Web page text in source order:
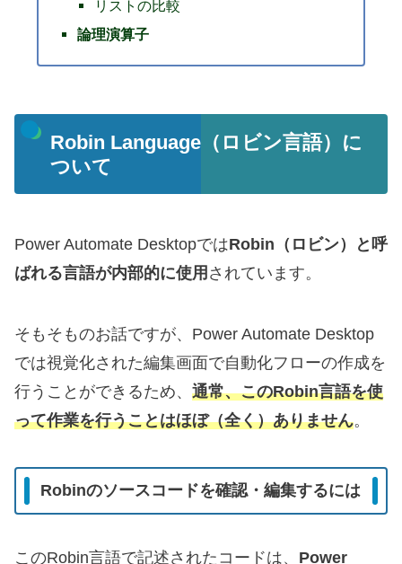
リストの比較
論理演算子
Robin Language（ロビン言語）に
ついて
Power Automate DesktopではRobin（ロビン）と呼
ばれる言語が内部的に使用 されています。
そもそものお話ですが、Power Automate Desktop
では視覚化された編集画面で自動化フローの作成を
行うことができるため、 通常、このRobin言語を使
って作業を行うことはほぼ（全く）ありません。
Robinのソースコードを確認・編集するには
このRobin言語で記述されたコードは、 Power